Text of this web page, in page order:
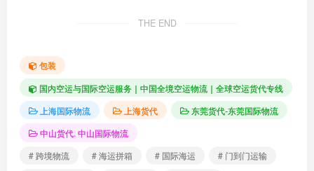
THE END
包装
国内空运与国际空运服务｜中国全境空运物流｜全球空运货代专线
上海国际物流
上海货代
东莞货代-东莞国际物流
中山货代. 中山国际物流
# 跨境物流
# 海运拼箱 # 国际海运
# 门到门运输